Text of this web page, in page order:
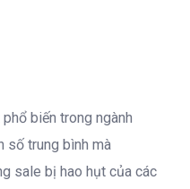
biến trong ngành
số trung bình mà
sale bị hao hụt của các